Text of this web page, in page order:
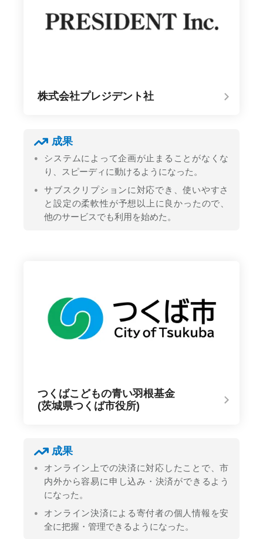
株式会社プレジデント社
成果
システムによって企画が止まることがなくな
り、スピーディに動けるようになった。
サブスクリプションに対応でき、使いやすさ
と設定の柔軟性が予想以上に良かったので、
他のサービスでも利用を始めた。
つくばこどもの青い羽根基金
(茨城県つくば市役所)
成果
オンライン上での決済に対応したことで、市
内外から容易に申し込み・決済ができるよう
になった。
オンライン決済による寄付者の個人情報を安
全に把握・管理できるようになった。